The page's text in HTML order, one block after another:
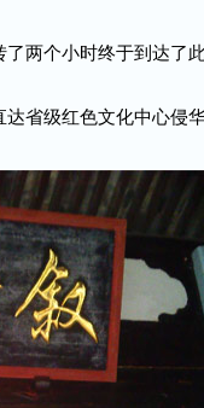
两个小时终于到达了
省级红色文化中心侵